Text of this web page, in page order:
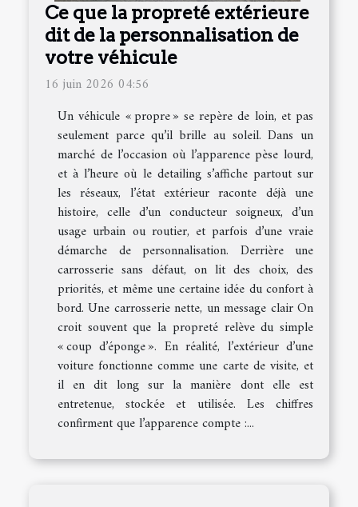
Ce que la propreté extérieure
dit de la personnalisation de
votre véhicule
16 juin 2026 04:56
Un véhicule « propre » se repère de loin, et pas
seulement parce qu’il brille au soleil. Dans un
marché de l’occasion où l’apparence pèse lourd,
et à l’heure où le detailing s’affiche partout sur
les réseaux, l’état extérieur raconte déjà une
histoire, celle d’un conducteur soigneux, d’un
usage urbain ou routier, et parfois d’une vraie
démarche de personnalisation. Derrière une
carrosserie sans défaut, on lit des choix, des
priorités, et même une certaine idée du confort à
bord. Une carrosserie nette, un message clair On
croit souvent que la propreté relève du simple
« coup d’éponge ». En réalité, l’extérieur d’une
voiture fonctionne comme une carte de visite, et
il en dit long sur la manière dont elle est
entretenue, stockée et utilisée. Les chiffres
confirment que l’apparence compte :...